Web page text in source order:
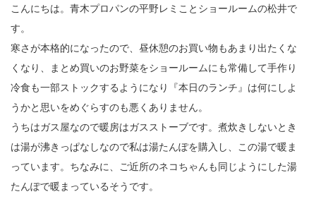
こんにちは。青木プロパンの平野レミことショールームの松井で
す。
寒さが本格的になったので、昼休憩のお買い物もあまり出たくな
くなり、まとめ買いのお野菜をショールームにも常備して手作り
冷食も一部ストックするようになり『本日のランチ』は何にしよ
うかと思いをめぐらすのも悪くありません。
うちはガス屋なので暖房はガスストーブです。煮炊きしないとき
は湯が沸きっぱなしなので私は湯たんぽを購入し、この湯で暖ま
っています。ちなみに、ご近所のネコちゃんも同じようにした湯
たんぽで暖まっているそうです。